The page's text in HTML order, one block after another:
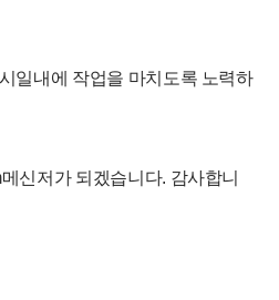
일내에 작업을 마치도록 노력하
신저가 되겠습니다. 감사합니